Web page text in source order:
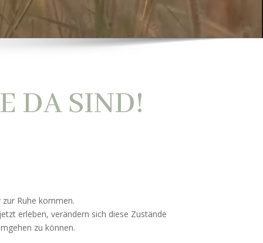
DA SIND!
Ruhe kommen.
erleben, verändern sich diese Zustände
zu können.